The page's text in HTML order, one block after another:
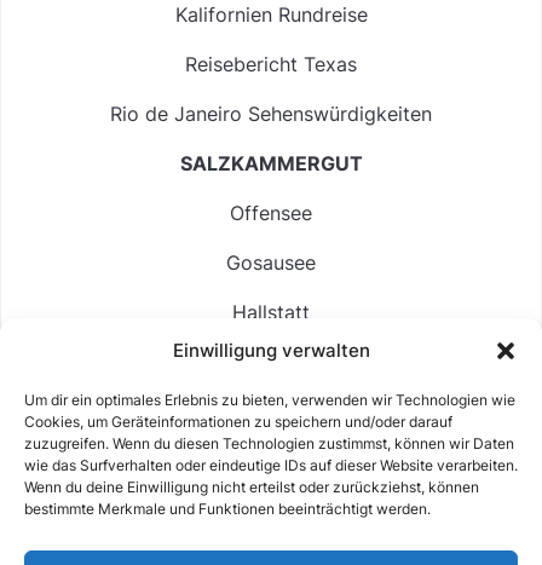
Einwilligung verwalten
Um dir ein optimales Erlebnis zu bieten, verwenden wir Technologien wie
Cookies, um Geräteinformationen zu speichern und/oder darauf
zuzugreifen. Wenn du diesen Technologien zustimmst, können wir Daten
wie das Surfverhalten oder eindeutige IDs auf dieser Website verarbeiten.
Wenn du deine Einwilligung nicht erteilst oder zurückziehst, können
bestimmte Merkmale und Funktionen beeinträchtigt werden.
Kalifornien Rundreise
Reisebericht Texas
Rio de Janeiro Sehenswürdigkeiten
SALZKAMMERGUT
Offensee
Gosausee
Hallstatt
Langbathsee
Altausseer See
Hintersee